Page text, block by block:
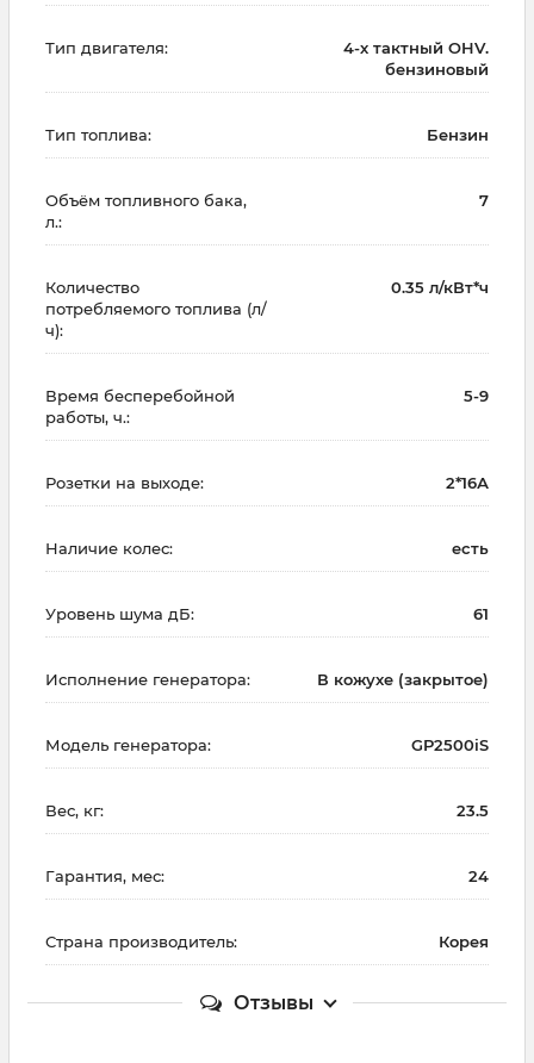
Тип двигателя:
4-х тактный OHV.
бензиновый
Тип топлива: Бензин
Объём топливного бака,
л.:
7
Количество
потребляемого топлива (л/
ч):
0.35 л/кВт*ч
Время бесперебойной
работы, ч.:
5-9
Розетки на выходе: 2*16А
Наличие колес: есть
Уровень шума дБ: 61
Исполнение генератора: В кожухе (закрытое)
Модель генератора: GP2500iS
Вес, кг: 23.5
Гарантия, мес: 24
Страна производитель: Корея
Отзывы